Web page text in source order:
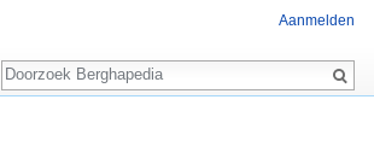
Aanmelden
Zoeken